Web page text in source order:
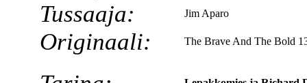
Tussaaja: Jim Aparo
Originaali: The Brave And The Bold